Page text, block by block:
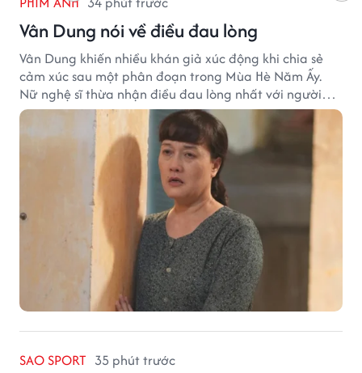
Vân Dung nói về điều đau lòng
Vân Dung khiến nhiều khán giả xúc động khi chia sẻ
cảm xúc sau một phân đoạn trong Mùa Hè Năm Ấy.
Nữ nghệ sĩ thừa nhận điều đau lòng nhất với người
mẹ không phải sự nghèo khó, mà là khi các con phải
chứng kiến những tổn thương trong chính ngôi nhà
SAO SPORT 35 phút trước